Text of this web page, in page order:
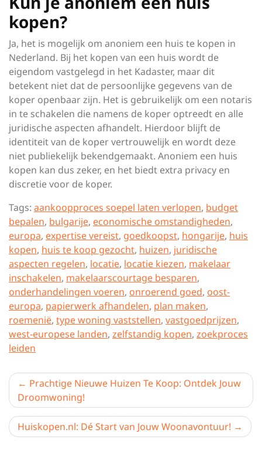
kopen?
Ja, het is mogelijk om anoniem een huis te kopen in
Nederland. Bij het kopen van een huis wordt de
eigendom vastgelegd in het Kadaster, maar dit
betekent niet dat de persoonlijke gegevens van de
koper openbaar zijn. Het is gebruikelijk om een notaris
in te schakelen die namens de koper optreedt en alle
juridische aspecten afhandelt. Hierdoor blijft de
identiteit van de koper vertrouwelijk en wordt deze
niet publiekelijk bekendgemaakt. Anoniem een huis
kopen kan dus zeker, en het biedt extra privacy en
discretie voor de koper.
Tags: aankoopproces soepel laten verlopen, budget
bepalen, bulgarije, economische omstandigheden,
europa, expertise vereist, goedkoopst, hongarije, huis
kopen, huis te koop gezocht, huizen, juridische
aspecten regelen, locatie, locatie kiezen, makelaar
inschakelen, makelaarscourtage besparen,
onderhandelingen voeren, onroerend goed, oost-
europa, papierwerk afhandelen, plan maken,
roemenië, type woning vaststellen, vastgoedprijzen,
west-europese landen, zelfstandig kopen, zoekproces
leiden
Berichtnavigatie
Prachtige Nieuwe Huizen Te Koop: Ontdek Jouw
Droomwoning!
Huiskopen.nl: Dé Start van Jouw Woonavontuur!